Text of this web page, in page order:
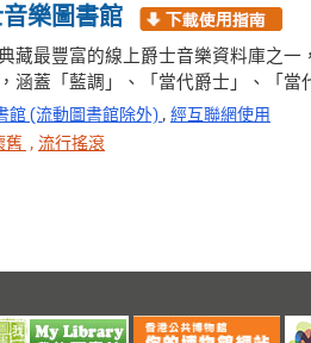
樂圖書館
藏最豐富的線上爵士音樂資料庫之
涵蓋「藍調」、「當代爵士」、「
館 (流動圖書館除外) , 經互聯網使用
舊 , 流行搖滾